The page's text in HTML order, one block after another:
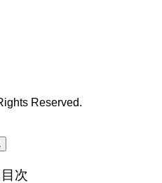
Reserved.
目次